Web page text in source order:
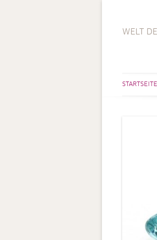
WELT
STARTSEITE